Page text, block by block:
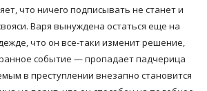
что ничего подписывать не станет и
Варя вынуждена остаться еще на
что он все-таки изменит решение,
событие — пропадает падчерица
в преступлении внезапно становится